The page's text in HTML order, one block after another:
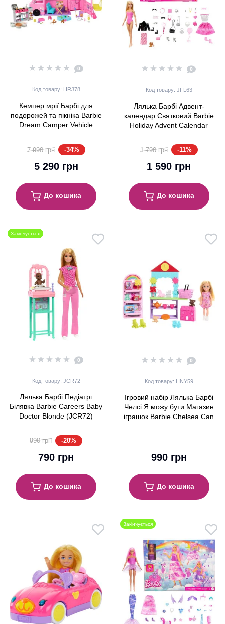
0
Код товару: HRJ78
Кемпер мрії Барбі для
подорожей та пікніка Barbie
Dream Camper Vehicle
7 990 грн -34%
5 290 грн
До кошика
0
Код товару: JFL63
Лялька Барбі Адвент-
календар Святковий Barbie
Holiday Advent Calendar
1 790 грн
-11%
1 590 грн
До кошика
Закінчується
0
Код товару: JCR72
Лялька Барбі Педіатрг
Білявка Barbie Careers Baby
Doctor Blonde (JCR72)
990 грн -20%
790 грн
До кошика
0
Код товару: HNY59
Ігровий набір Лялька Барбі
Челсі Я можу бути Магазин
іграшок Barbie Chelsea Can
990 грн
До кошика
Закінчується